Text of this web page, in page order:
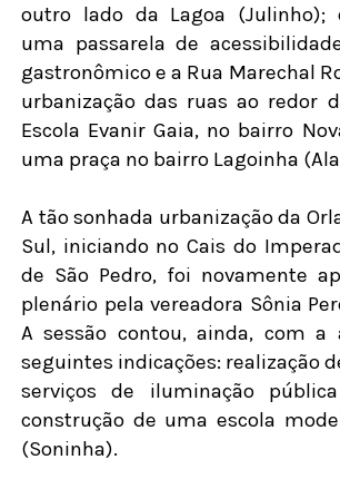
outro lado da Lagoa (Julinho);
uma passarela de
gastronômico e a Rua Marechal
urbanização das ruas ao redor
Escola Evanir Gaia, no bairro
uma praça no bairro Lagoinha
A tão sonhada urbanização da
Sul, iniciando no Cais do
de São Pedro, foi novamente
plenário pela vereadora Sônia
A sessão contou, ainda, com a
seguintes indicações: realização
serviços de iluminação
construção de uma escola
(Soninha).